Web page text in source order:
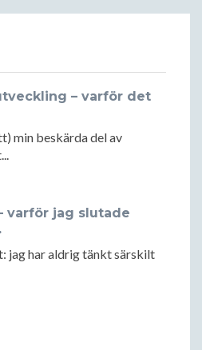
– varför det
min beskärda del av
varför jag slutade
jag har aldrig tänkt särskilt